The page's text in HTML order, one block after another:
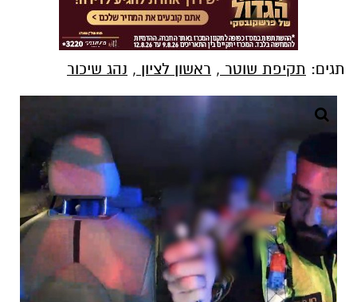
תגים: תקיפת שוטר , ראשון לציון , נהג שיכור